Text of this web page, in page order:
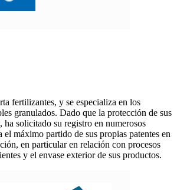
fertilizantes, y se especializa en los
granulados. Dado que la protección de sus
ha solicitado su registro en numerosos
el máximo partido de sus propias patentes en
en particular en relación con procesos
y el envase exterior de sus productos.